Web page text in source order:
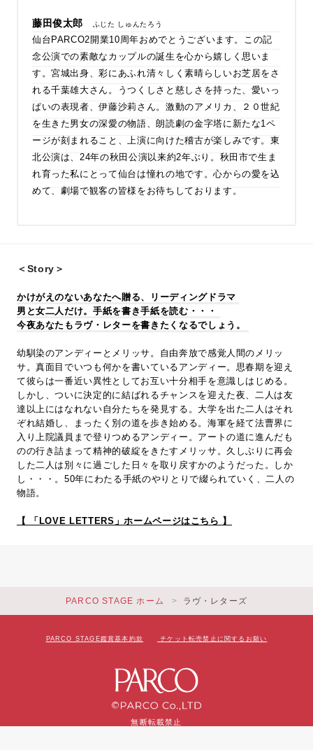
藤田俊太郎 ふじた しゅんたろう
仙台PARCO2開業10周年おめでとうございます。この記
念公演での素敵なカップルの誕生を心から嬉しく思いま
す。宮城出身、彩にあふれ清々しく素晴らしいお芝居をさ
れる千葉雄大さん。うつくしさと慈しさを持った、愛いっ
ぱいの表現者、伊藤沙莉さん。激動のアメリカ、２０世紀
を生きた男女の深愛の物語、朗読劇の金字塔に新たな1ペ
ージが刻まれること、上演に向けた稽古が楽しみです。東
北公演は、24年の秋田公演以来約2年ぶり。秋田市で生ま
れ育った私にとって仙台は憧れの地です。心からの愛を込
めて、劇場で観客の皆様をお待ちしております。
＜Story＞
かけがえのないあなたへ贈る、リーディングドラマ
男と女二人だけ。手紙を書き手紙を読む・・・
今夜あなたもラヴ・レターを書きたくなるでしょう。
幼馴染のアンディーとメリッサ。自由奔放で感覚人間のメリッ
サ。真面目でいつも何かを書いているアンディー。思春期を迎え
て彼らは一番近い異性としてお互い十分相手を意識しはじめる。
しかし、ついに決定的に結ばれるチャンスを迎えた夜、二人は友
達以上にはなれない自分たちを発見する。大学を出た二人はそれ
ぞれ結婚し、まったく別の道を歩き始める。海軍を経て法曹界に
入り上院議員まで登りつめるアンディー。アートの道に進んだも
のの行き詰まって精神的破綻をきたすメリッサ。久しぶりに再会
した二人は別々に過ごした日々を取り戻すかのようだった。しか
し・・・。50年にわたる手紙のやりとりで綴られていく、二人の
物語。
【 「LOVE LETTERS」ホームページはこちら 】
PARCO STAGE ホーム ラヴ・レターズ
PARCO STAGE鑑賞基本約款 チケット転売禁止に関するお願い
無断転載禁止